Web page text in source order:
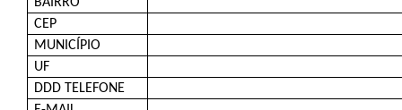
BAIRRO
CEP
MUNICÍPIO
UF
DDD TELEFONE